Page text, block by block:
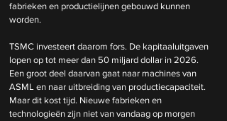
fabrieken en productielijnen gebouwd kunnen
worden.
TSMC investeert daarom fors. De kapitaaluitgaven
lopen op tot meer dan 50 miljard dollar in 2026.
Een groot deel daarvan gaat naar machines van
ASML en naar uitbreiding van productiecapaciteit.
Maar dit kost tijd. Nieuwe fabrieken en
technologieën zijn niet van vandaag op morgen